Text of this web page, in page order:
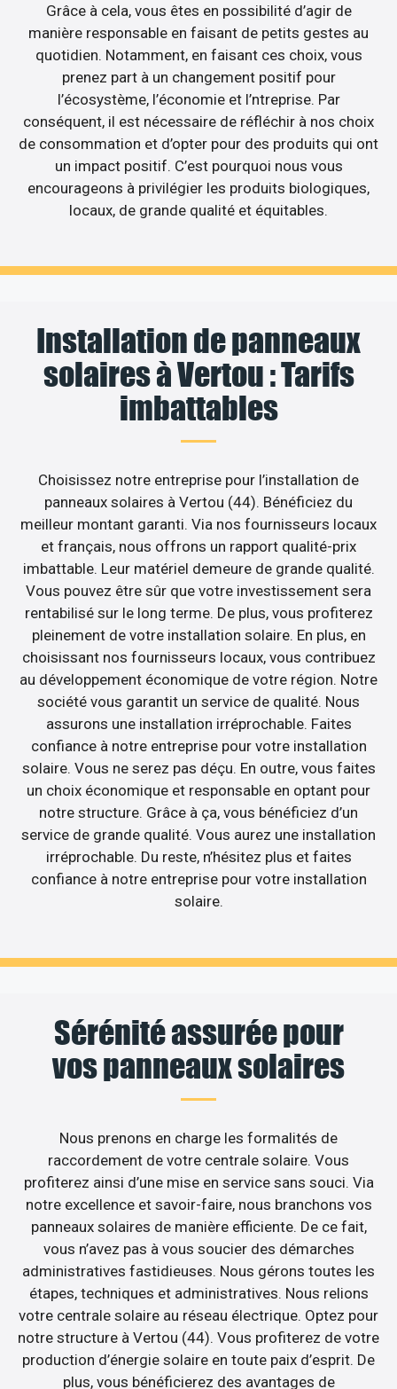
Grâce à cela, vous êtes en possibilité d’agir de
manière responsable en faisant de petits gestes au
quotidien. Notamment, en faisant ces choix, vous
prenez part à un changement positif pour
l’écosystème, l’économie et l’ntreprise. Par
conséquent, il est nécessaire de réfléchir à nos choix
de consommation et d’opter pour des produits qui ont
un impact positif. C’est pourquoi nous vous
encourageons à privilégier les produits biologiques,
locaux, de grande qualité et équitables.
Installation de panneaux
solaires à Vertou : Tarifs
imbattables
Choisissez notre entreprise pour l’installation de
panneaux solaires à Vertou (44). Bénéficiez du
meilleur montant garanti. Via nos fournisseurs locaux
et français, nous offrons un rapport qualité-prix
imbattable. Leur matériel demeure de grande qualité.
Vous pouvez être sûr que votre investissement sera
rentabilisé sur le long terme. De plus, vous profiterez
pleinement de votre installation solaire. En plus, en
choisissant nos fournisseurs locaux, vous contribuez
au développement économique de votre région. Notre
société vous garantit un service de qualité. Nous
assurons une installation irréprochable. Faites
confiance à notre entreprise pour votre installation
solaire. Vous ne serez pas déçu. En outre, vous faites
un choix économique et responsable en optant pour
notre structure. Grâce à ça, vous bénéficiez d’un
service de grande qualité. Vous aurez une installation
irréprochable. Du reste, n’hésitez plus et faites
confiance à notre entreprise pour votre installation
solaire.
Sérénité assurée pour
vos panneaux solaires
Nous prenons en charge les formalités de
raccordement de votre centrale solaire. Vous
profiterez ainsi d’une mise en service sans souci. Via
notre excellence et savoir-faire, nous branchons vos
panneaux solaires de manière efficiente. De ce fait,
vous n’avez pas à vous soucier des démarches
administratives fastidieuses. Nous gérons toutes les
étapes, techniques et administratives. Nous relions
votre centrale solaire au réseau électrique. Optez pour
notre structure à Vertou (44). Vous profiterez de votre
production d’énergie solaire en toute paix d’esprit. De
plus, vous bénéficierez des avantages de